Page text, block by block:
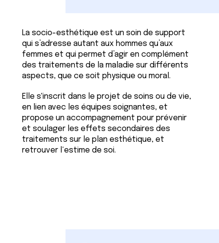
La socio-esthétique est un soin de support
qui s’adresse autant aux hommes qu’aux
femmes et qui permet d’agir en complément
des traitements de la maladie sur différents
aspects, que ce soit physique ou moral.
Elle s'inscrit dans le projet de soins ou de vie,
en lien avec les équipes soignantes, et
propose un accompagnement pour prévenir
et soulager les effets secondaires des
traitements sur le plan esthétique, et
retrouver l‘estime de soi.